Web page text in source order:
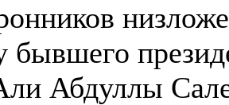
бывшего
Абдуллы